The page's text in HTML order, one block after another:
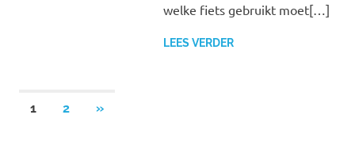
welke fiets gebruikt moet[…]
LEES VERDER
Berichten
1 2
VOLGENDE
»